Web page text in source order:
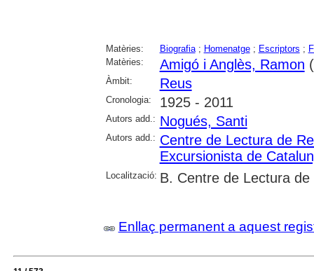
Matèries: Biografia; Homenatge; Escriptors ;
Matèries:
Amigó i Anglès, Ramon
Àmbit: Reus
Cronologia: 1925 - 2011
Autors add.: Nogués, Santi
Autors add.: Centre de Lectura de
Excursionista de
Localització: B. Centre de Lectura de
Enllaç permanent a aquest